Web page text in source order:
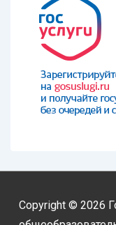
Copyright © 2026